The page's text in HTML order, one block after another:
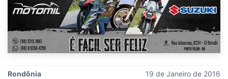
Rondônia 19 de Janeiro de 2016